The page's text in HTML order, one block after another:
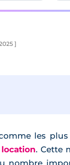
]
les
. Cette
nombre